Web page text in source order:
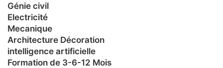
Génie civil
Electricité
Mecanique
Architecture Décoration
intelligence artificielle
Formation de 3-6-12 Mois